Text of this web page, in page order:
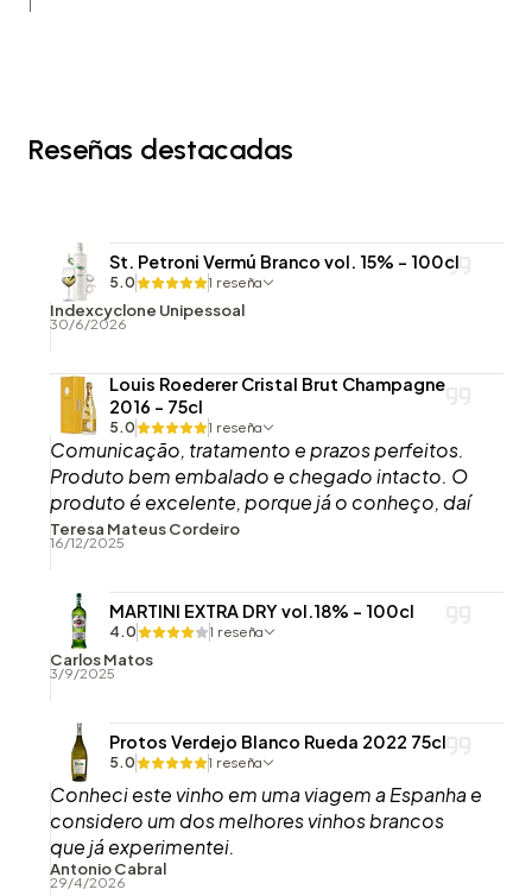
Reseñas destacadas
St. Petroni Vermú Branco vol. 15% - 100cl
5.0 1 reseña
Indexcyclone Unipessoal
30/6/2026
Louis Roederer Cristal Brut Champagne
2016 - 75cl
5.0 1 reseña
Comunicação, tratamento e prazos perfeitos.
Produto bem embalado e chegado intacto. O
produto é excelente, porque já o conheço, daí
o ter comprado, embora esta garrafa agora
recebida ainda não tenha sido aberta.
Teresa Mateus Cordeiro
16/12/2025
MARTINI EXTRA DRY vol.18% - 100cl
4.0 1 reseña
Carlos Matos
3/9/2025
Protos Verdejo Blanco Rueda 2022 75cl
5.0 1 reseña
Conheci este vinho em uma viagem a Espanha e
considero um dos melhores vinhos brancos
que já experimentei.
Antonio Cabral
29/4/2026